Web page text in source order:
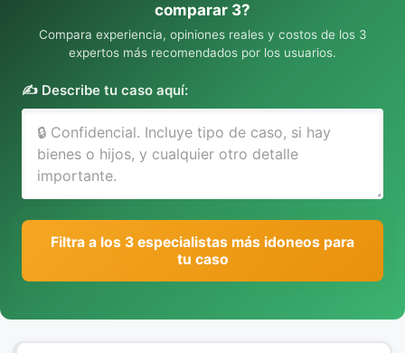
comparar 3?
Compara experiencia, opiniones reales y costos de los 3
expertos más recomendados por los usuarios.
✍️ Describe tu caso aquí:
Filtra a los 3 especialistas más idoneos para
tu caso